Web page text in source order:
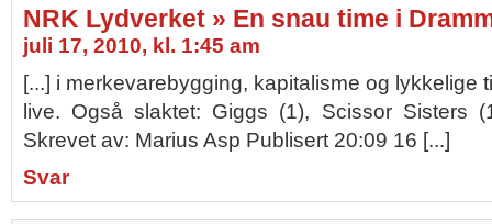
NRK Lydverket » En snau time i
juli 17, 2010, kl. 1:45 am
[...] i merkevarebygging, kapitalisme og lykkelige
live. Også slaktet: Giggs (1), Scissor Sisters
Skrevet av: Marius Asp Publisert 20:09 16 [...]
Svar